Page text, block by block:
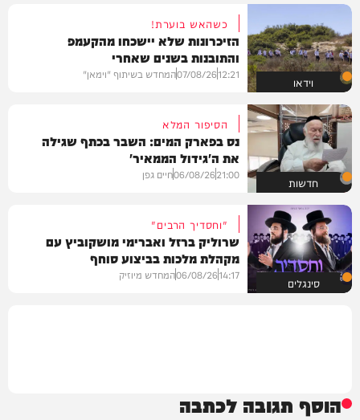
וידאו
כשהאש בוערת!
הזיכרונות שלא יישכחו מהקעמפ
והתובנות בשנים שאחרי
12:21
07/08/26המחדש בשיתוף "וימאן"
חדשות
הסיפור המלא
נס בפארק המים: השבר בכתף שגילה
את ה'גידול הממאיר'
21:00
06/08/26חיים גפן
סינגלים
"וחסדיך הרבים"
שרוליק ברזל ואברימי מושקוביץ עם
מקהלת מלכות בביצוע סוחף
14:17
06/08/26המחדש מיוזיק
הוסף תגובה לכתבה